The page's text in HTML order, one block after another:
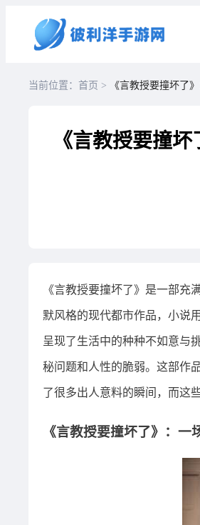
当前位置：首页 > 《言教授要撞坏了
《言教授要撞
《言教授要撞坏了》是一部
默风格的现代都市作品，小说
呈现了生活中的种种不如意与
秘问题和人性的脆弱。这部作
了很多出人意料的瞬间，而这
《言教授要撞坏了》：